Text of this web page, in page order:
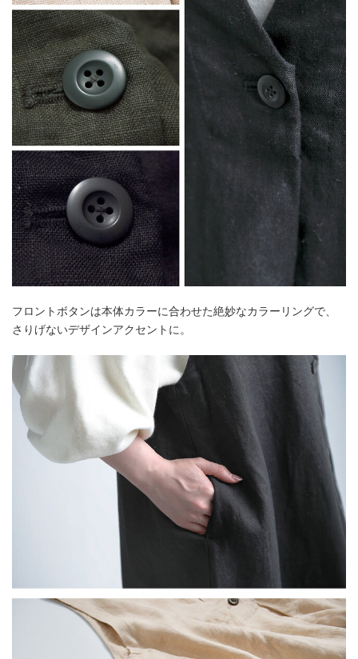
フロントボタンは本体カラーに合わせた絶妙なカラーリングで、
さりげないデザインアクセントに。